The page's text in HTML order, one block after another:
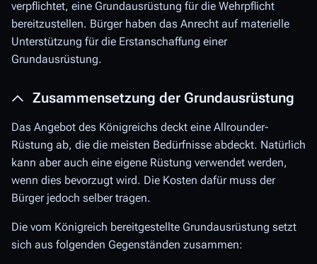
verpflichtet, eine Grundausrüstung für die Wehrpflicht
bereitzustellen. Bürger haben das Anrecht auf materielle
Unterstützung für die Erstanschaffung einer
Grundausrüstung.
Zusammensetzung der Grundausrüstung
Das Angebot des Königreichs deckt eine Allrounder-
Rüstung ab, die die meisten Bedürfnisse abdeckt. Natürlich
kann aber auch eine eigene Rüstung verwendet werden,
wenn dies bevorzugt wird. Die Kosten dafür muss der
Bürger jedoch selber tragen.
Die vom Königreich bereitgestellte Grundausrüstung setzt
sich aus folgenden Gegenständen zusammen: